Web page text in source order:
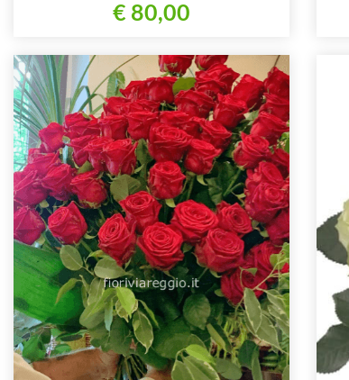
€ 80,00